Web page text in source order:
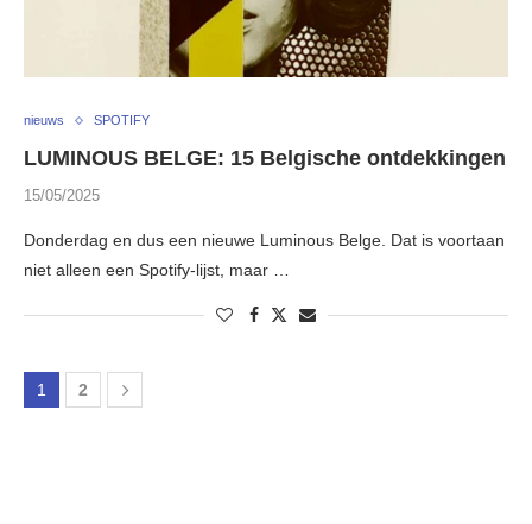
nieuws SPOTIFY
LUMINOUS BELGE: 15 Belgische ontdekkingen
15/05/2025
Donderdag en dus een nieuwe Luminous Belge. Dat is voortaan
niet alleen een Spotify-lijst, maar …
1 2